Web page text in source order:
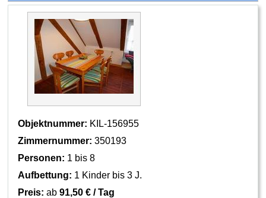
Objektnummer: KIL-156955
Zimmernummer: 350193
Personen: 1 bis 8
Aufbettung: 1 Kinder bis 3 J.
Preis: ab91,50 € / Tag